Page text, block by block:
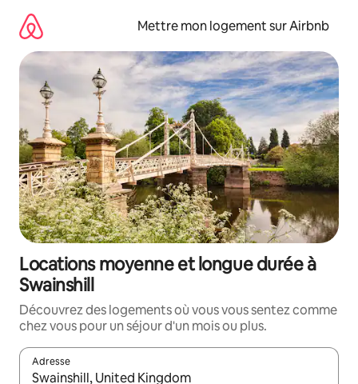
directement
contenu
Mettre mon logement sur Airbnb
Locations moyenne et longue durée à
Swainshill
Découvrez des logements où vous vous sentez comme
chez vous pour un séjour d'un mois ou plus.
Adresse
Lorsque les résultats s'affichent, utilisez les flèches vers le